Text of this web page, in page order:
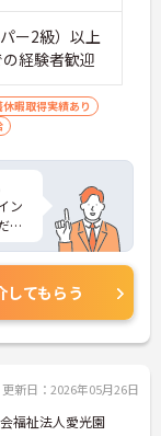
ー2級）以上
経験者歓迎
暇取得実績あり
ン
さ
してもらう
更新日：2026年05月26日
福祉法人愛光園